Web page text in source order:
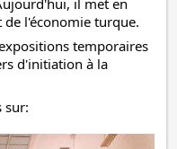
l'économie turque.
temporaires
d'initiation à la
sur: